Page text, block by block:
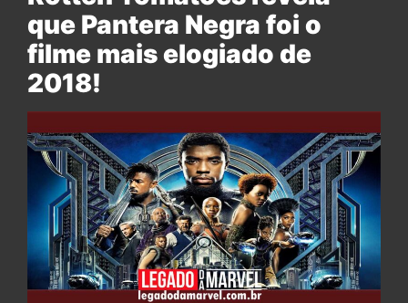
que Pantera Negra foi o
filme mais elogiado de
2018!